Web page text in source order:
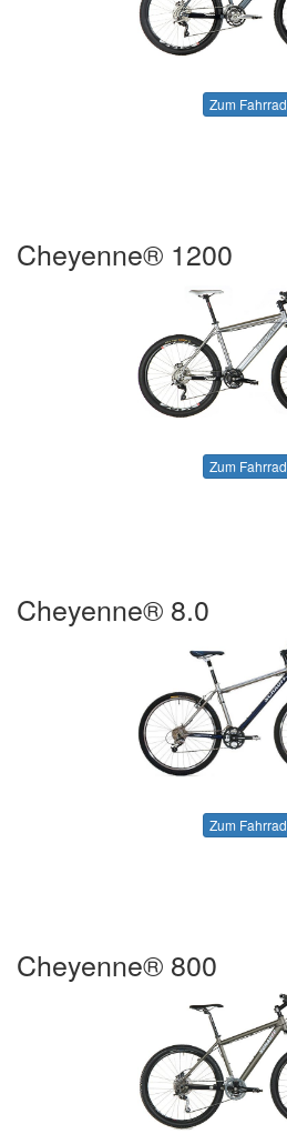
Zum Fahrrad
Cheyenne® 1200
Zum Fahrrad
Cheyenne® 8.0
Zum Fahrrad
Cheyenne® 800